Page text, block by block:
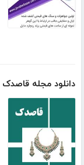
دانلود مجله قاصدک